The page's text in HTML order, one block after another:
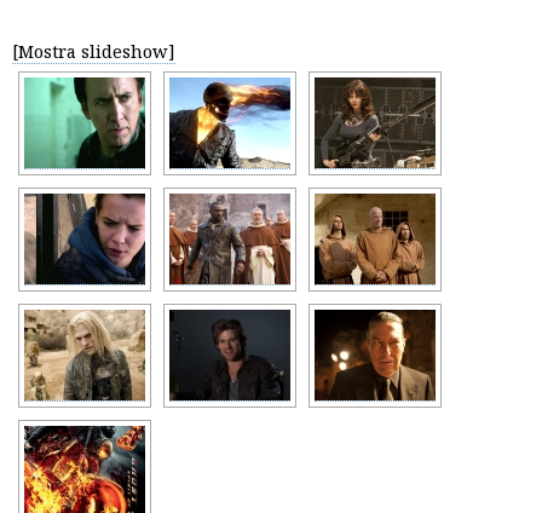
[Mostra slideshow]